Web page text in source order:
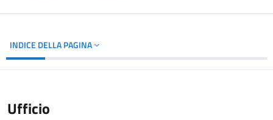
INDICE DELLA PAGINA
Ufficio